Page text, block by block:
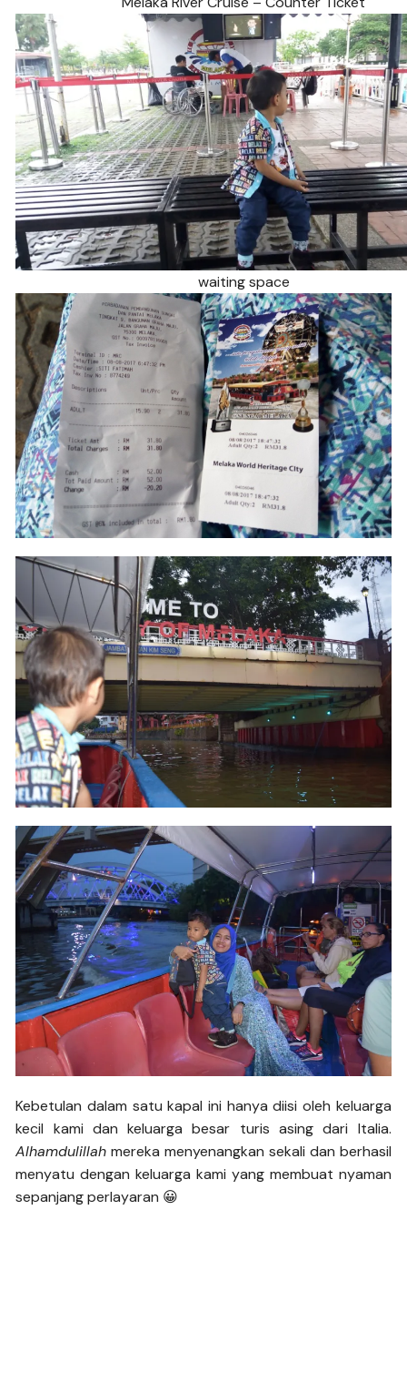
waiting space
Kebetulan dalam satu kapal ini hanya diisi oleh keluarga
kecil kami dan keluarga besar turis asing dari Italia.
Alhamdulillah mereka menyenangkan sekali dan berhasil
menyatu dengan keluarga kami yang membuat nyaman
sepanjang perlayaran 😀